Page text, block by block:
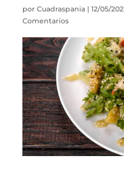
por Cuadraspania| 12/05/
Comentarios